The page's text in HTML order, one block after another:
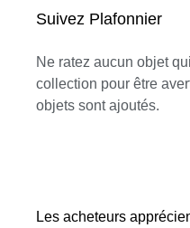
Suivez Plafonnier
Ne ratez aucun objet
collection pour être
objets sont ajoutés.
Les acheteurs